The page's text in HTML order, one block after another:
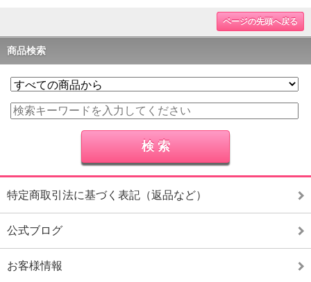
ページの先頭へ戻る
商品検索
特定商取引法に基づく表記（返品など）
公式ブログ
お客様情報